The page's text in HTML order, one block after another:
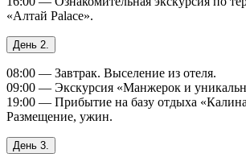
«Алтай Palace».
День 2.
08:00 — Завтрак. Выселение из отеля.
09:00 — Экскурсия «Манжерок и
19:00 — Прибытие на базу отдыха
Размещение, ужин.
День 3.